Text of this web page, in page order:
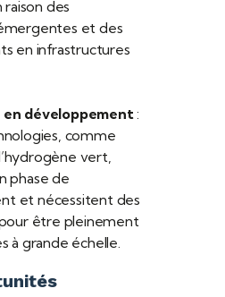
des
et des
en infrastructures
en développement:
comme
vert,
phase de
et nécessitent des
être pleinement
à grande échelle.